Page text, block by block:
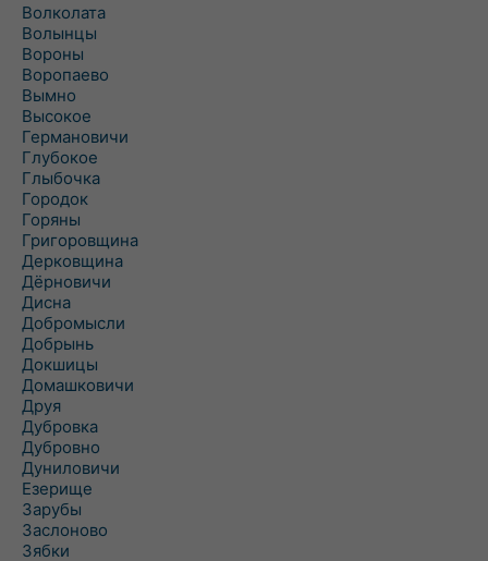
Волколата
Волынцы
Вороны
Воропаево
Вымно
Высокое
Германовичи
Глубокое
Глыбочка
Городок
Горяны
Григоровщина
Дерковщина
Дёрновичи
Дисна
Добромысли
Добрынь
Докшицы
Домашковичи
Друя
Дубровка
Дубровно
Дуниловичи
Езерище
Зарубы
Заслоново
Зябки